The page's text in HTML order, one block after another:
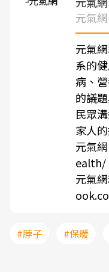
元氣網
元氣
系的
病、
的議
民眾
家人
元氣網
ealth/
元氣
#脖子 #保暖